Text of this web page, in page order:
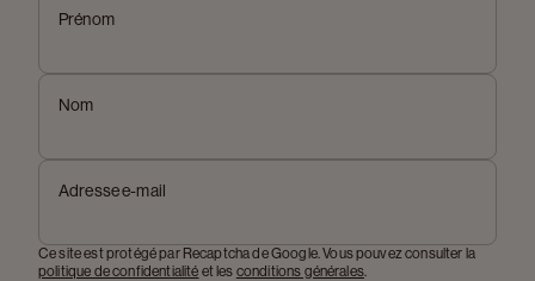
Prénom
Nom
Adresse e-mail
Ce site est protégé par Recaptcha de Google. Vous pouvez consulter la
politique de confidentialité et les conditions générales.